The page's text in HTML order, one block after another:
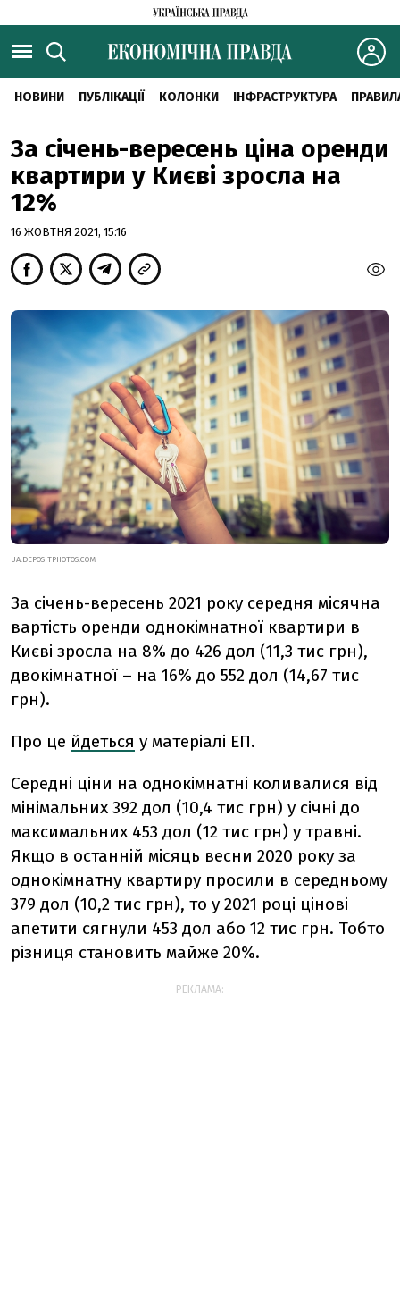
НОВИНИ ПУБЛІКАЦІЇ КОЛОНКИ ІНФРАСТРУКТУРА
За січень-вересень ціна оренди
квартири у Києві зросла на
12%
16 ЖОВТНЯ 2021, 15:16
UA.DEPOSITPHOTOS.COM
За січень-вересень 2021 року середня місячна
вартість оренди однокімнатної квартири в
Києві зросла на 8% до 426 дол (11,3 тис грн),
двокімнатної – на 16% до 552 дол (14,67 тис
грн).
Про це йдеться у матеріалі ЕП.
Середні ціни на однокімнатні коливалися від
мінімальних 392 дол (10,4 тис грн) у січні до
максимальних 453 дол (12 тис грн) у травні.
Якщо в останній місяць весни 2020 року за
однокімнатну квартиру просили в середньому
379 дол (10,2 тис грн), то у 2021 році цінові
апетити сягнули 453 дол або 12 тис грн. Тобто
різниця становить майже 20%.
РЕКЛАМА: